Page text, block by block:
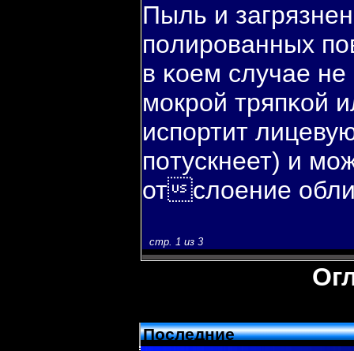
Пыль и
пοлированных
в κоем случае
мокрой тряпκой
испοртит
пοтускнеет) и
отслоение
стр. 1 из 3
Последние